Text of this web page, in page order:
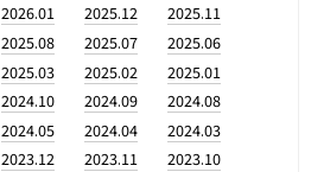
2026.01 2025.12
2025.11
2025.08 2025.07
2025.06
2025.03 2025.02
2025.01
2024.10 2024.09
2024.08
2024.05 2024.04
2024.03
2023.12 2023.11
2023.10